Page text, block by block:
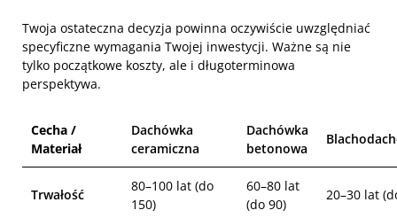
Twoja ostateczna decyzja powinna oczywiście uwzględniać
specyficzne wymagania Twojej inwestycji. Ważne są nie
tylko początkowe koszty, ale i długoterminowa
perspektywa.
Cecha /
Materiał
Dachówka
ceramiczna
Dachówka
betonowa
Trwałość
80–100 lat (do
150)
60–80 lat
(do 90)
20–30 lat